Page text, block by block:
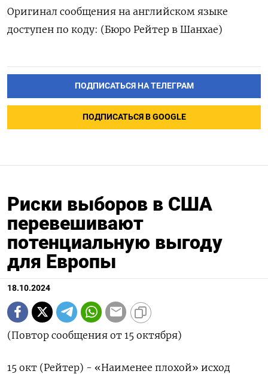
Оригинал сообщения на английском языке
доступен по коду: (Бюро Рейтер в Шанхае)
ПОДПИСАТЬСЯ НА ТЕЛЕГРАМ
ПОДПИСАТЬСЯ В GOOGLE
Риски выборов в США
перевешивают
потенциальную выгоду
для Европы
18.10.2024
(Повтор сообщения от 15 октября)
15 окт (Рейтер) - «Наименее плохой» исход